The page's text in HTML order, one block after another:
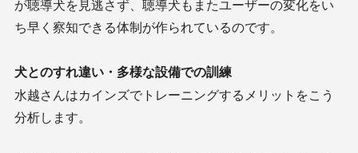
が聴導犬を見逃さず、聴導犬もまたユーザーの変化をい
ち早く察知できる体制が作られているのです。
犬とのすれ違い・多様な設備での訓練
水越さんはカインズでトレーニングするメリットをこう
分析します。